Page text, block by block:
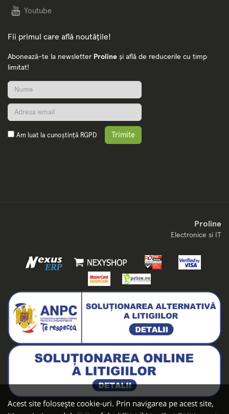
Acest site folosește cookie-uri. Prin navigarea pe acest site,
Youtube
Fii primul care află noutățile!
Abonează-te la newsletter Proline și află de reducerile cu timp
limitat!
Am luat la cunoștință RGPD Trimite
Proline
Electronice si IT